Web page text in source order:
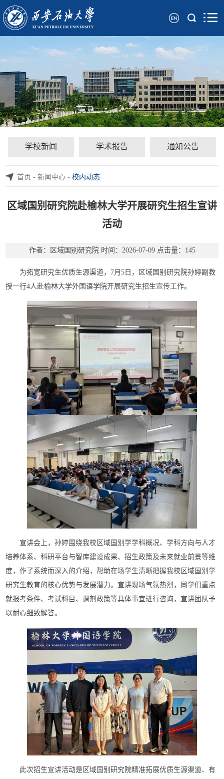
学校新闻 学术报告 通知公告
首页-新闻中心-校内动态
区域国别研究院赴榆林大学开展研究生招生宣讲
活动
作者：区域国别研究院 时间：2026-07-09 点击量： 145
为拓宽研究生优质生源渠道，7月5日，区域国别研究院孙婷副教
授一行4人赴榆林大学外国语学院开展研究生招生宣传工作。
宣讲会上，孙婷围绕我校区域国别学学科概况、学科方向与人才
培养体系、科研平台与智库建设成果、招生政策及未来就业前景等维
度，作了系统而深入的介绍，帮助在场学生清晰把握我校区域国别学
研究生教育的核心优势与发展潜力。宣讲现场气氛热烈，同学们重点
就报考条件、考试科目、调剂政策等具体事宜进行咨询，宣讲团队予
以耐心细致解答。
此次招生宣讲活动是区域国别研究院精准拓展优质生源渠道、有